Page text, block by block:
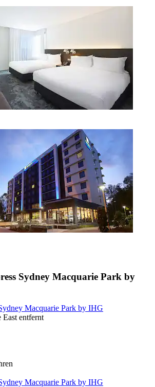
Sydney Macquarie Park by
Macquarie Park by IHG
entfernt
Macquarie Park by IHG